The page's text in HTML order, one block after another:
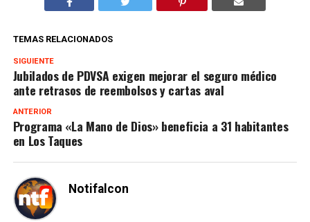
TEMAS RELACIONADOS
SIGUIENTE
Jubilados de PDVSA exigen mejorar el seguro médico
ante retrasos de reembolsos y cartas aval
ANTERIOR
Programa «La Mano de Dios» beneficia a 31 habitantes
en Los Taques
Notifalcon